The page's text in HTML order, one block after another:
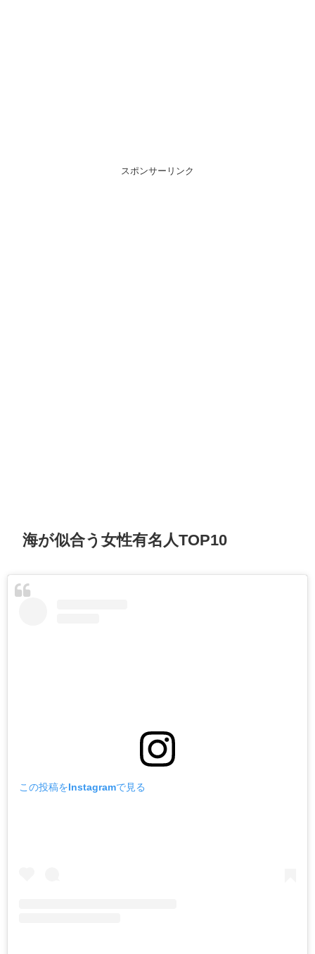
スポンサーリンク
海が似合う女性有名人TOP10
この投稿をInstagramで見る